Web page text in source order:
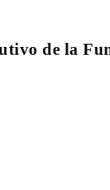
de la